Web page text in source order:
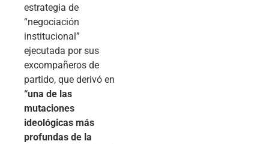
estrategia de
“negociación
institucional”
ejecutada por sus
excompañeros de
partido, que derivó en
“una de las
mutaciones
ideológicas más
profundas de la